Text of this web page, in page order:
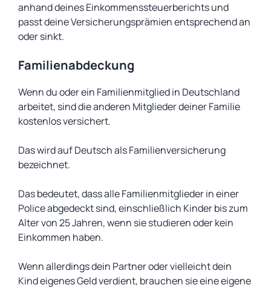
anhand deines Einkommenssteuerberichts und
passt deine Versicherungsprämien entsprechend an
oder sinkt.
Familienabdeckung
Wenn du oder ein Familienmitglied in Deutschland
arbeitet, sind die anderen Mitglieder deiner Familie
kostenlos versichert.
Das wird auf Deutsch alsFamilienversicherung
bezeichnet.
Das bedeutet, dass alle Familienmitglieder in einer
Police abgedeckt sind, einschließlich Kinder bis zum
Alter von 25 Jahren, wenn sie studieren oder kein
Einkommen haben.
Wenn allerdings dein Partner oder vielleicht dein
Kind eigenes Geld verdient, brauchen sie eine eigene